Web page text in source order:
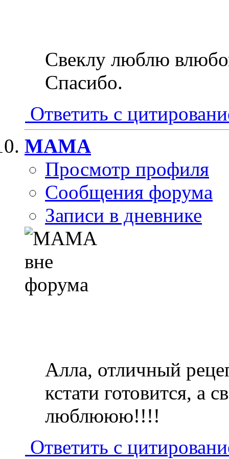
Свеклу люблю
Спасибо.
Ответить с
MAMA
Просмотр профиля
Сообщения форума
Записи в дневнике
Алла, отличный
кстати готовится, а
люблююю!!!!
Ответить с